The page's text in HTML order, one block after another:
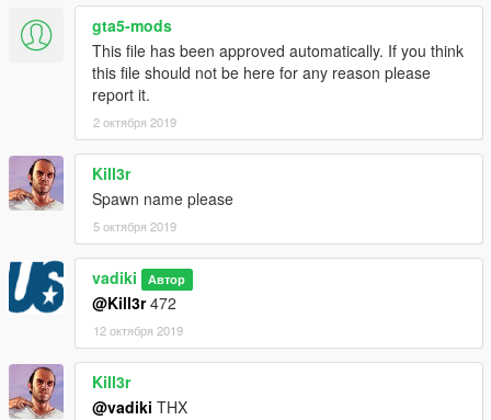
gta5-mods
This file has been approved automatically. If you think
this file should not be here for any reason please
report it.
2 октября 2019
Kill3r
Spawn name please
5 октября 2019
vadiki Автор
@Kill3r472
12 октября 2019
Kill3r
@vadiki THX